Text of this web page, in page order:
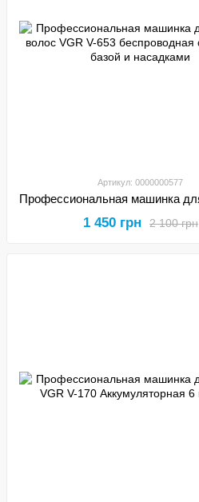
Артикул: 0000000577
2 100 грн
1 450 грн